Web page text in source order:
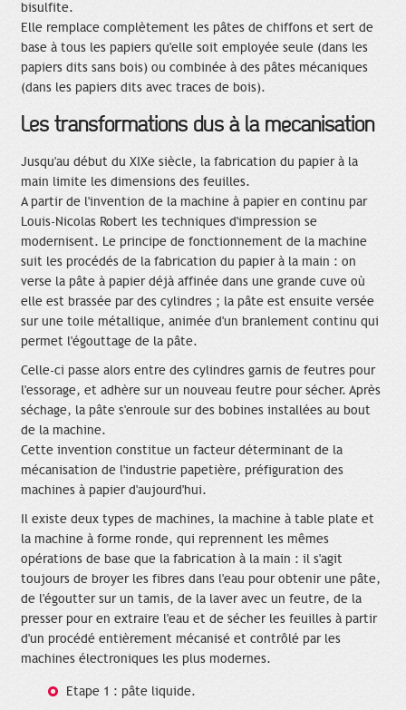
bisulfite.
Elle remplace complètement les pâtes de chiffons et sert de
base à tous les papiers qu'elle soit employée seule (dans les
papiers dits sans bois) ou combinée à des pâtes mécaniques
(dans les papiers dits avec traces de bois).
Les transformations dus à la mécanisation
Jusqu'au début du XIXe siècle, la fabrication du papier à la
main limite les dimensions des feuilles.
A partir de l'invention de la machine à papier en continu par
Louis-Nicolas Robert les techniques d'impression se
modernisent. Le principe de fonctionnement de la machine
suit les procédés de la fabrication du papier à la main : on
verse la pâte à papier déjà affinée dans une grande cuve où
elle est brassée par des cylindres ; la pâte est ensuite versée
sur une toile métallique, animée d'un branlement continu qui
permet l'égouttage de la pâte.
Celle-ci passe alors entre des cylindres garnis de feutres pour
l'essorage, et adhère sur un nouveau feutre pour sécher. Après
séchage, la pâte s'enroule sur des bobines installées au bout
de la machine.
Cette invention constitue un facteur déterminant de la
mécanisation de l'industrie papetière, préfiguration des
machines à papier d'aujourd'hui.
Il existe deux types de machines, la machine à table plate et
la machine à forme ronde, qui reprennent les mêmes
opérations de base que la fabrication à la main : il s'agit
toujours de broyer les fibres dans l'eau pour obtenir une pâte,
de l'égoutter sur un tamis, de la laver avec un feutre, de la
presser pour en extraire l'eau et de sécher les feuilles à partir
d'un procédé entièrement mécanisé et contrôlé par les
machines électroniques les plus modernes.
Etape 1 : pâte liquide.